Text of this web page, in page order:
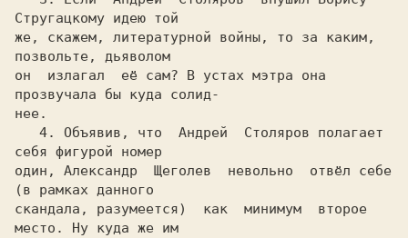
Стругацкому идею той
же, скажем, литературной войны, то за каким,
позвольте, дьяволом
он  излагал  её сам? В устах мэтра она
прозвучала бы куда солид-
нее.
себя фигурой номер
один, Александр  Щеголев  невольно  отвёл себе
(в рамках данного
скандала, разумеется)  как  минимум  второе
место. Ну куда же им